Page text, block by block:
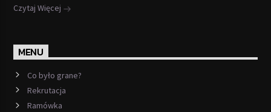
Czytaj Więcej
MENU
Co było grane?
Rekrutacja
Ramówka